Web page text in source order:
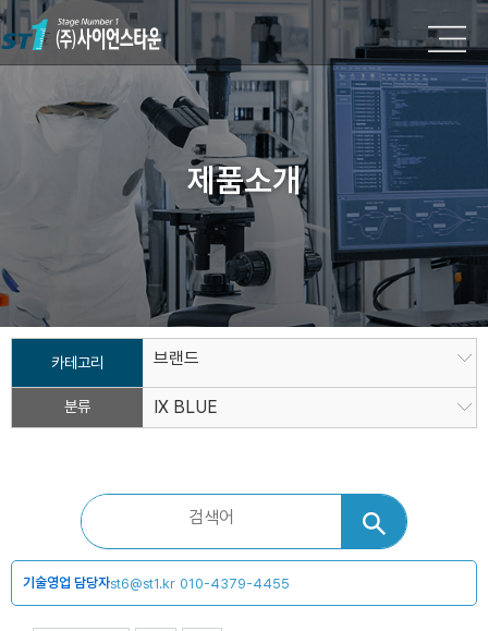
제품소개
카테고리 브랜드
분류 IX BLUE
기술영업 담당자st6@st1.kr 010-4379-4455